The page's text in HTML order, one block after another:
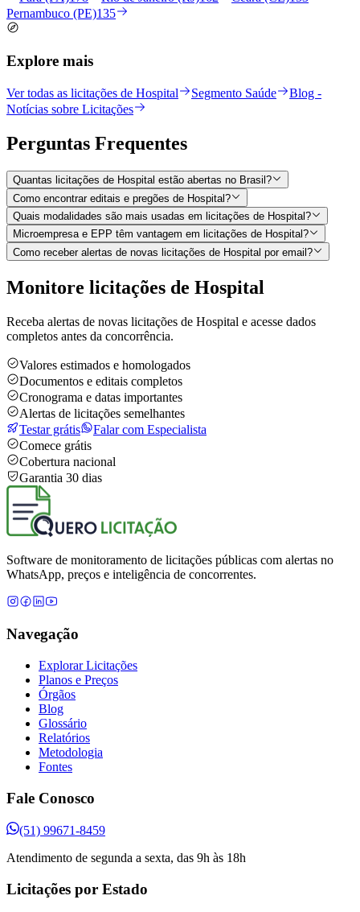
Pernambuco (PE)135
Explore mais
Ver todas as licitações de Hospital Segmento Saúde
Blog -
Notícias sobre Licitações
Perguntas Frequentes
Quantas licitações de Hospital estão abertas no Brasil?
Como encontrar editais e pregões de Hospital?
Quais modalidades são mais usadas em licitações de Hospital?
Microempresa e EPP têm vantagem em licitações de Hospital?
Como receber alertas de novas licitações de Hospital por email?
Monitore licitações de Hospital
Receba alertas de novas licitações de Hospital e acesse dados
completos antes da concorrência.
Valores estimados e homologados
Documentos e editais completos
Cronograma e datas importantes
Alertas de licitações semelhantes
Testar grátis
Falar com Especialista
Comece grátis
Cobertura nacional
Garantia 30 dias
Software de monitoramento de licitações públicas com alertas no
WhatsApp, preços e inteligência de concorrentes.
Navegação
Explorar Licitações
Planos e Preços
Órgãos
Blog
Glossário
Relatórios
Metodologia
Fontes
Fale Conosco
(51) 99671-8459
Atendimento de segunda a sexta, das 9h às 18h
Licitações por Estado